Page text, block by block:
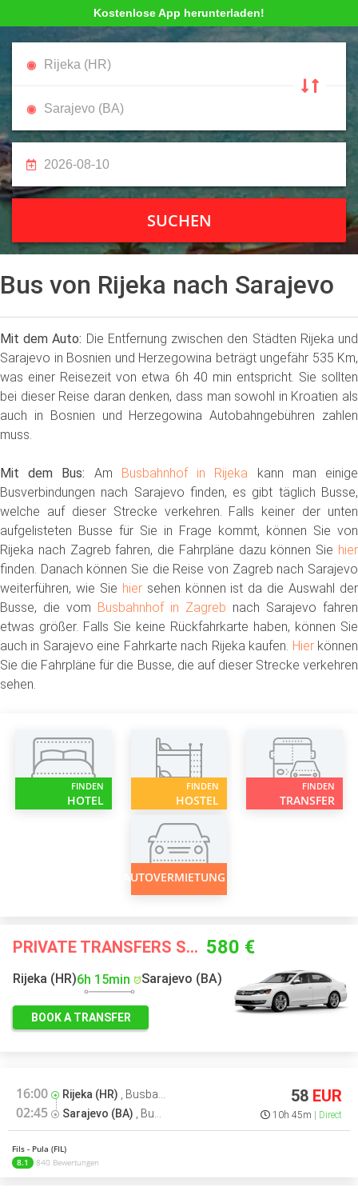
Kostenlose App herunterladen!
SUCHEN
Bus von Rijeka nach Sarajevo
Mit dem Auto: Die Entfernung zwischen den Städten Rijeka und
Sarajevo in Bosnien und Herzegowina beträgt ungefähr 535 Km,
was einer Reisezeit von etwa 6h 40 min entspricht. Sie sollten
bei dieser Reise daran denken, dass man sowohl in Kroatien als
auch in Bosnien und Herzegowina Autobahngebühren zahlen
muss.
Mit dem Bus: Am Busbahnhof in Rijeka kann man einige
Busverbindungen nach Sarajevo finden, es gibt täglich Busse,
welche auf dieser Strecke verkehren. Falls keiner der unten
aufgelisteten Busse für Sie in Frage kommt, können Sie von
Rijeka nach Zagreb fahren, die Fahrpläne dazu können Sie hier
finden. Danach können Sie die Reise von Zagreb nach Sarajevo
weiterführen, wie Sie hier sehen können ist da die Auswahl der
Busse, die vom Busbahnhof in Zagreb nach Sarajevo fahren
etwas größer. Falls Sie keine Rückfahrkarte haben, können Sie
auch in Sarajevo eine Fahrkarte nach Rijeka kaufen. Hier können
Sie die Fahrpläne für die Busse, die auf dieser Strecke verkehren
sehen.
FINDEN
HOTEL
FINDEN
HOSTEL
FINDEN
TRANSFER
AUTOVERMIETUNG
PRIVATE TRANSFERS STARTING FROM 580 €
Rijeka (HR)6h 15min Sarajevo (BA)
BOOK A TRANSFER
16:00 Rijeka (HR) Busbahnhof
02:45 Sarajevo (BA) Busbahnhof
58 EUR
10h 45m Direct
Fils - Pula (FIL)
8.1
840 Bewertungen